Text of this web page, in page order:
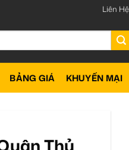
Liên
BẢNG GIÁ KHUYẾN MẠI
Thủ